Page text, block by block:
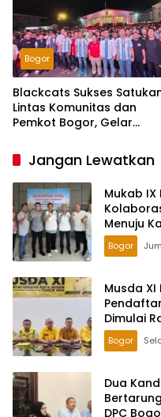
Bogor
Blackcats Sukses
Lintas Komunitas dan
Pemkot Bogor, Gelar
Ribuan Orang
Jangan Lewatkan
Mukab
Menuju
Bogor
Musda
Dimulai
Bogor
Dua
DPC